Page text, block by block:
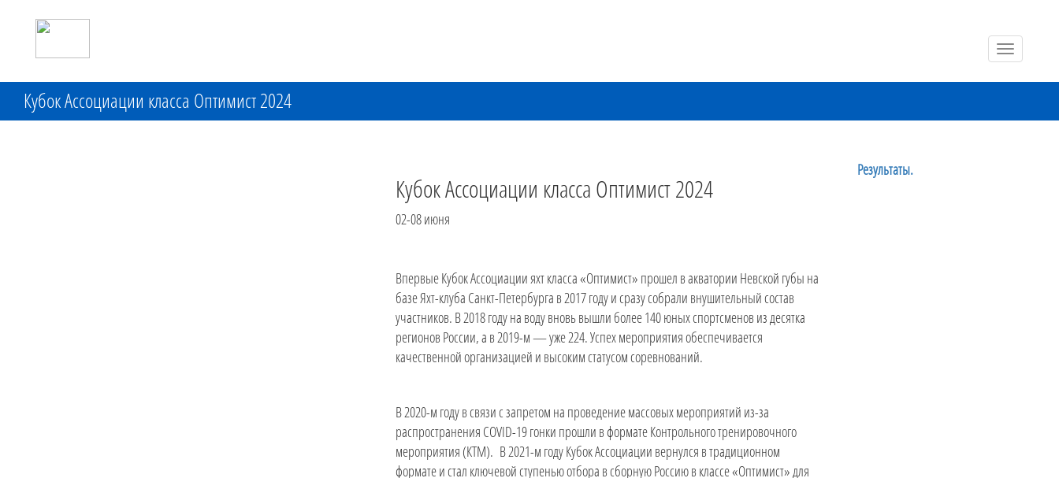
Toggle
Кубок Ассоциации класса Оптимист 2024
Кубок Ассоциации класса Оптимист 2024
02-08 июня
Впервые Кубок Ассоциации яхт класса «Оптимист» прошел в акватории Невской губы на
базе Яхт-клуба Санкт-Петербурга в 2017 году и сразу собрали внушительный состав
участников. В 2018 году на воду вновь вышли более 140 юных спортсменов из десятка
регионов России, а в 2019-м — уже 224. Успех мероприятия обеспечивается
качественной организацией и высоким статусом соревнований.
В 2020-м году в связи с запретом на проведение массовых мероприятий из-за
распространения COVID-19 гонки прошли в формате Контрольного тренировочного
мероприятия (КТМ). В 2021-м году Кубок Ассоциации вернулся в традиционном
формате и стал ключевой ступенью отбора в сборную Россию в классе «Оптимист» для
Результаты.